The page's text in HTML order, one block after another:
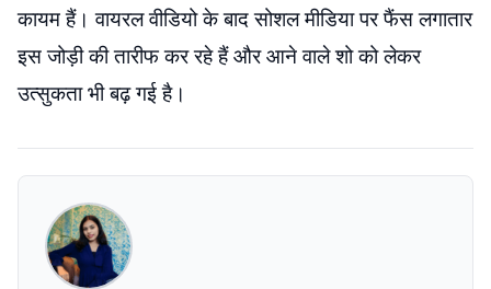
कायम हैं। वायरल वीडियो के बाद सोशल मीडिया पर फैंस लगातार
इस जोड़ी की तारीफ कर रहे हैं और आने वाले शो को लेकर
उत्सुकता भी बढ़ गई है।